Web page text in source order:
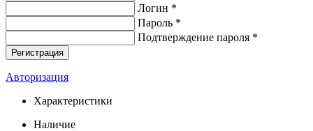
Логин *
Пароль *
Подтверждение пароля *
Авторизация
Характеристики
Наличие